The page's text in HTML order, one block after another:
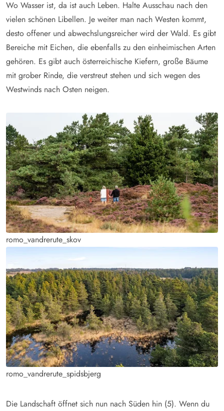
Wo Wasser ist, da ist auch Leben. Halte Ausschau nach den
vielen schönen Libellen. Je weiter man nach Westen kommt,
desto offener und abwechslungsreicher wird der Wald. Es gibt
Bereiche mit Eichen, die ebenfalls zu den einheimischen Arten
gehören. Es gibt auch österreichische Kiefern, große Bäume
mit grober Rinde, die verstreut stehen und sich wegen des
Westwinds nach Osten neigen.
romo_vandrerute_skov
romo_vandrerute_spidsbjerg
Die Landschaft öffnet sich nun nach Süden hin (5). Wenn du